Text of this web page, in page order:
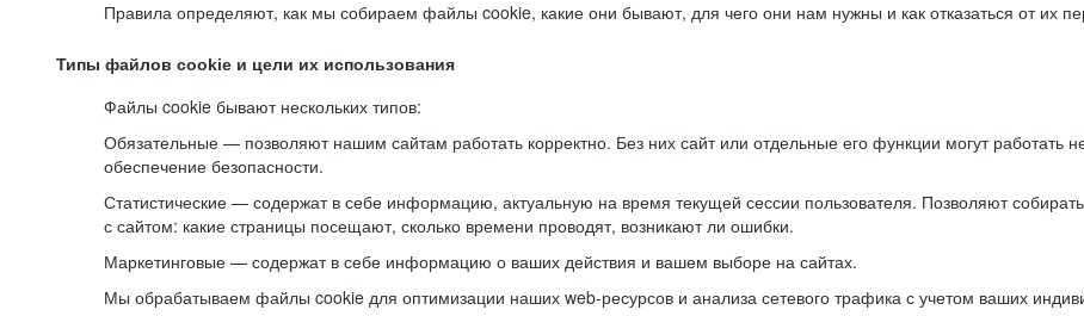
Правила определяют, как мы собираем файлы cookie, какие они бывают, для чего они нам нужны и как отказаться от их
Типы файлов cookie и цели их использования
Файлы cookie бывают нескольких типов:
Обязательные — позволяют нашим сайтам работать корректно. Без них сайт или отдельные его функции могут
обеспечение безопасности.
Статистические — содержат в себе информацию, актуальную на время текущей сессии пользователя. Позволяют
с сайтом: какие страницы посещают, сколько времени проводят, возникают ли ошибки.
Маркетинговые — содержат в себе информацию о ваших действия и вашем выборе на сайтах.
Мы обрабатываем файлы cookie для оптимизации наших web-ресурсов и анализа сетевого трафика с учетом ваших